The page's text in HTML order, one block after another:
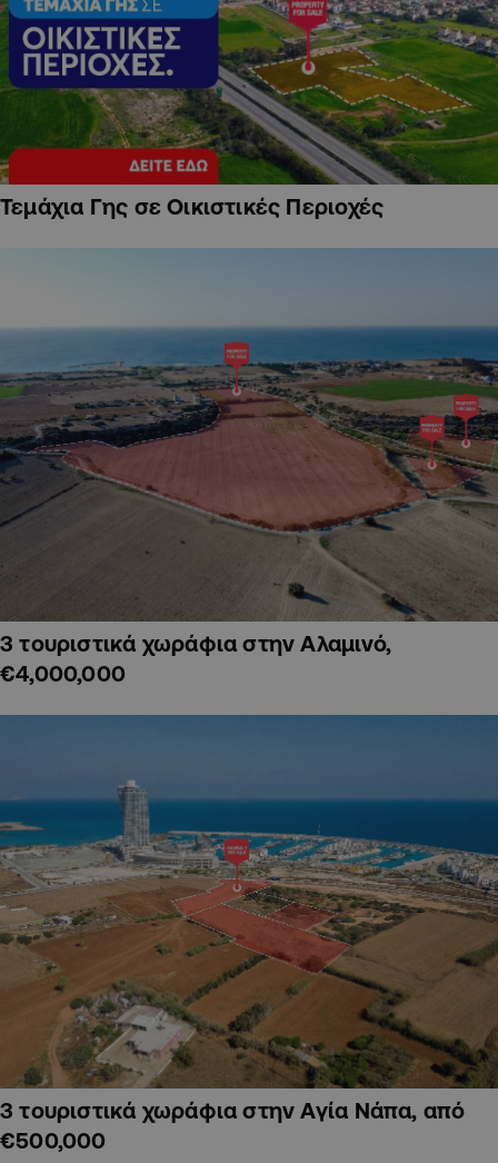
Τεμάχια Γης σε Οικιστικές Περιοχές
3 τουριστικά χωράφια στην Αλαμινό,
€4,000,000
3 τουριστικά χωράφια στην Αγία Νάπα, από
€500,000